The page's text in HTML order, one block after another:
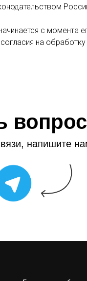
с момента
на
напишите